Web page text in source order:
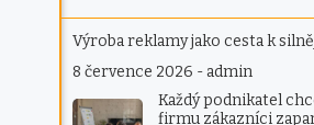
Výroba reklamy jako cesta k
8 července 2026 - admin
Každý podnikatel
firmu zákazníci